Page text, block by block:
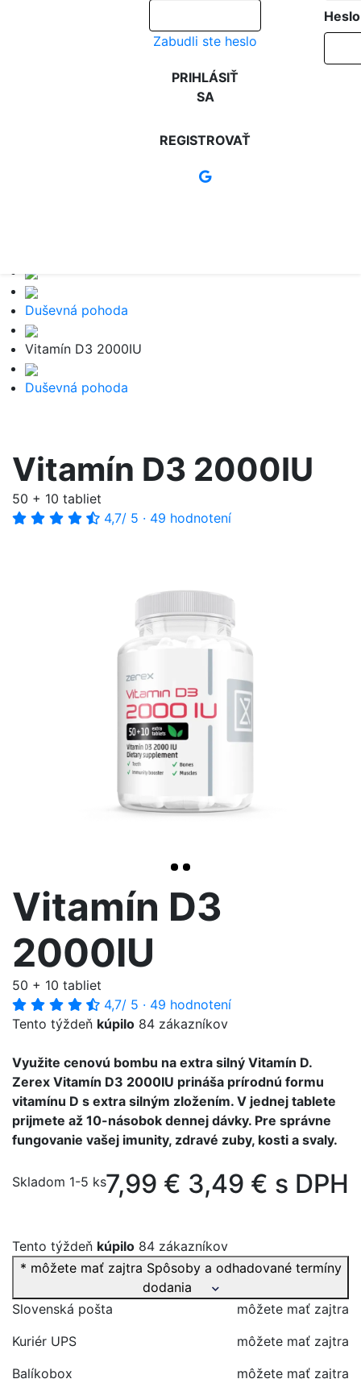
Zabudli ste heslo
PRIHLÁSIŤ
SA
REGISTROVAŤ
Duševná pohoda
Vitamín D3 2000IU
Duševná pohoda
Vitamín D3 2000IU
50 + 10 tabliet
4,7/ 5 · 49 hodnotení
Vitamín D3
2000IU
50 + 10 tabliet
4,7/ 5 · 49 hodnotení
Tento týždeň kúpilo 84 zákazníkov
Využite cenovú bombu na extra silný Vitamín D.
Zerex Vitamín D3 2000IU prináša prírodnú formu
vitamínu D s extra silným zložením. V jednej tablete
prijmete až 10-násobok dennej dávky. Pre správne
fungovanie vašej imunity, zdravé zuby, kosti a svaly.
Skladom 1-5 ks7,99 € 3,49 € s DPH
Tento týždeň kúpilo 84 zákazníkov
* môžete mať zajtra Spôsoby a odhadované termíny
dodania
Slovenská pošta
môžete mať zajtra
Kuriér UPS
môžete mať zajtra
Balíkobox
môžete mať zajtra